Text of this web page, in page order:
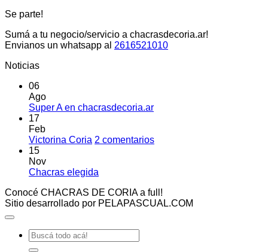
Se parte!
Sumá a tu negocio/servicio a chacrasdecoria.ar!
Envianos un whatsapp al 2616521010
Noticias
06
Ago
Super A en chacrasdecoria.arNo
en
17
Feb
Victorina Coria 2 comentariosen
15
Nov
Chacras elegida
comentarios
en
Conocé CHACRAS DE CORIA a full!
Sitio desarrollado por PELAPASCUAL.COM
Buscar
por: